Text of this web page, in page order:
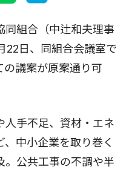
組合（中辻和夫理事
22日、同組合会議室で
の議案が原案通り可
手不足、資材・エネ
中小企業を取り巻く
。公共工事の不調や半